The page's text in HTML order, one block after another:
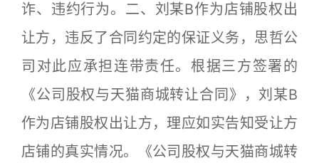
诈、违约行为。二、刘某B作为店铺股权出
让方，违反了合同约定的保证义务，思哲公
司对此应承担连带责任。根据三方签署的
《公司股权与天猫商城转让合同》，刘某B
作为店铺股权出让方，理应如实告知受让方
店铺的真实情况。《公司股权与天猫商城转